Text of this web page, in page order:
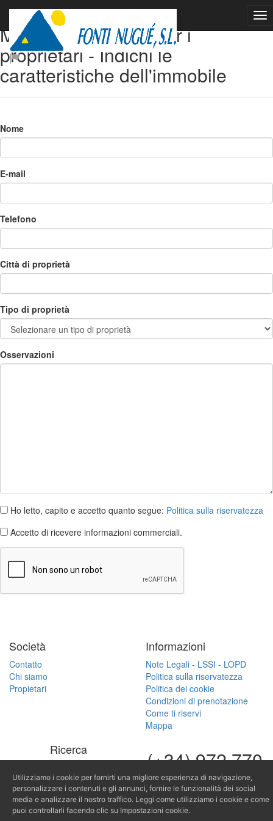
Modulo di contatto per i
proprietari - Indichi le
caratteristiche dell'immobile
Nome
E-mail
Telefono
Città di proprietà
Tipo di proprietà
Osservazioni
Ho letto, capito e accetto quanto segue: Politica sulla riservatezza
Accetto di ricevere informazioni commerciali.
Società
Contatto
Chi siamo
Propietari
Informazioni
Note Legali - LSSI - LOPD
Politica sulla riservatezza
Politica dei cookie
Condizioni di prenotazione
Come ti riservi
Mappa
Ricerca (+34) 972 770
168
(+34) 616 966
Utilizziamo i cookie per fornirti una migliore esperienza di navigazione,
personalizzare i contenuti e gli annunci, fornire le funzionalità dei social
media e analizzare il nostro traffico. Leggi come utilizziamo i cookie e come
puoi controllarli facendo clic su Impostazioni cookie.